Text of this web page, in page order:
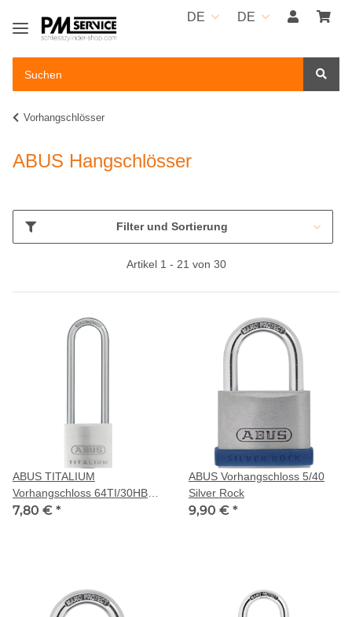
DE DE
Vorhangschlösser
ABUS Hangschlösser
Filter und Sortierung
Artikel 1 - 21 von 30
ABUS TITALIUM
Vorhangschloss 64TI/30HB60
gleichschließend
7,80 € *
ABUS Vorhangschloss 5/40
Silver Rock
9,90 € *